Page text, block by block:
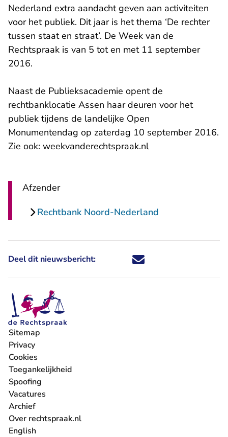
Nederland extra aandacht geven aan activiteiten
voor het publiek. Dit jaar is het thema ‘De rechter
tussen staat en straat’. De Week van de
Rechtspraak is van 5 tot en met 11 september
2016.
Naast de Publieksacademie opent de
rechtbanklocatie Assen haar deuren voor het
publiek tijdens de landelijke Open
Monumentendag op zaterdag 10 september 2016.
Zie ook: weekvanderechtspraak.nl
Afzender
Rechtbank Noord-Nederland
Deel dit nieuwsbericht: Deel dit nieuwsbericht via X -
Deel dit nieuwsbericht via
Deel dit nieuwsbericht
Deel dit
Sitemap
Privacy
Cookies
Toegankelijkheid
Spoofing
Vacatures
- U verlaat Rechtspraak.nl
Archief
Over rechtspraak.nl
English